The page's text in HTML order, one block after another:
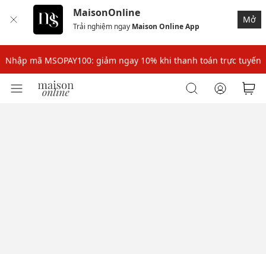
MaisonOnline
Trải nghiệm ngay Maison Online App
Mở
Nhập mã: MSOXINCHAO - Giảm 10% đơn đầu cho thành viên mới!
Nhập mã MSOPAY100: giảm ngay 10% khi thanh toán trực tuyến
Nhập mã: MSOXINCHAO - Giảm 10% đơn đầu cho thành viên mới!